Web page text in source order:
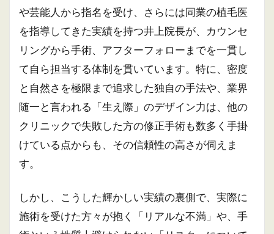
や芸能人から指名を受け、さらには同業の植毛医
を指導してきた実績を持つ井上院長が、カウンセ
リングから手術、アフターフォローまでを一貫し
て自ら担当する体制を貫いています。特に、密度
と自然さを極限まで追求した独自の手法や、業界
随一と言われる「生え際」のデザイン力は、他の
クリニックで失敗した方の修正手術も数多く手掛
けている点からも、その信頼性の高さが伺えま
す。
しかし、こうした輝かしい実績の裏側で、実際に
施術を受けた方々が抱く「リアルな不満」や、手